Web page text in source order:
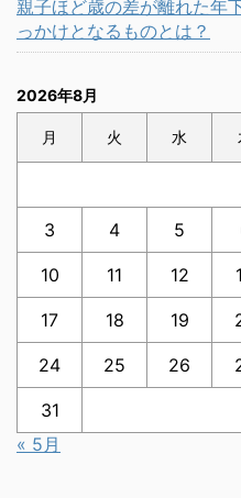
親子ほど歳の差が離れた年
っかけとなるものとは？
2026年8月
月 火 水
3 4 5
10 11 12
17 18 19
24 25 26
31
« 5月